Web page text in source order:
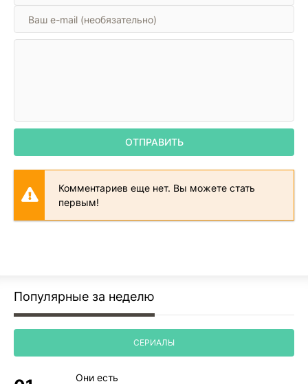
ОТПРАВИТЬ
Комментариев еще нет. Вы можете стать
первым!
Популярные за неделю
СЕРИАЛЫ
Они есть